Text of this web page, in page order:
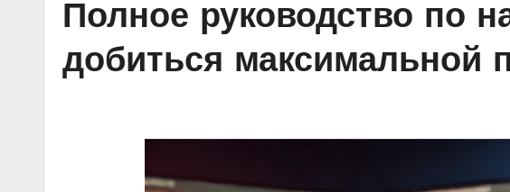
Полное руководство по
добиться максимальной